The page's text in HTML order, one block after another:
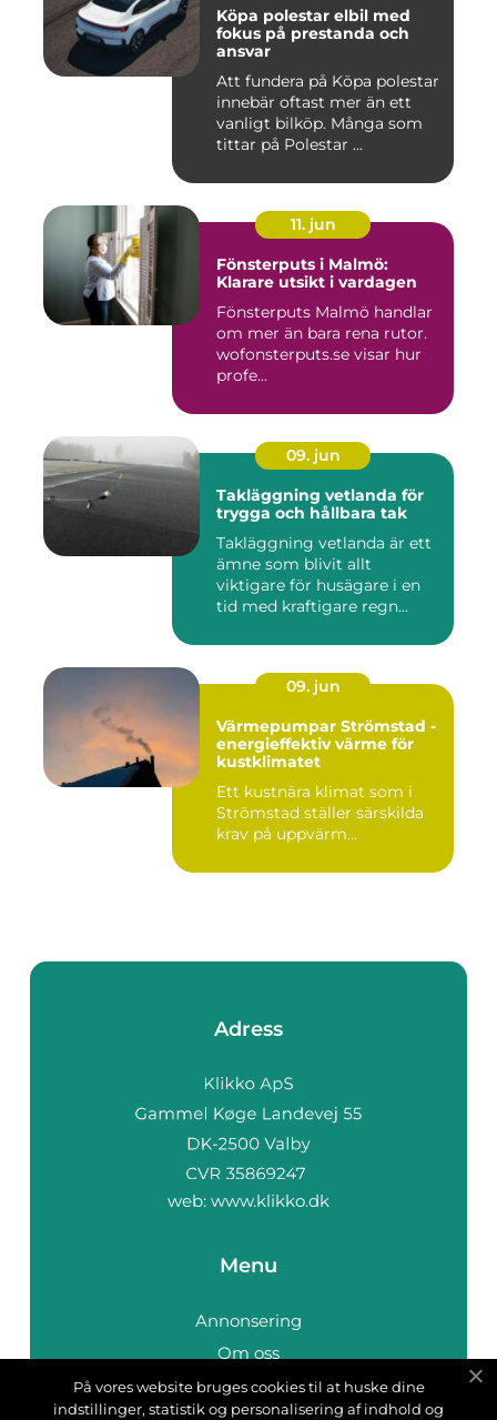
Köpa polestar elbil med
fokus på prestanda och
ansvar
Att fundera på Köpa polestar
innebär oftast mer än ett
vanligt bilköp. Många som
tittar på Polestar ...
11. jun
Fönsterputs i Malmö:
Klarare utsikt i vardagen
Fönsterputs Malmö handlar
om mer än bara rena rutor.
wofonsterputs.se visar hur
profe...
09. jun
Takläggning vetlanda för
trygga och hållbara tak
Takläggning vetlanda är ett
ämne som blivit allt
viktigare för husägare i en
tid med kraftigare regn...
09. jun
Värmepumpar Strömstad -
energieffektiv värme för
kustklimatet
Ett kustnära klimat som i
Strömstad ställer särskilda
krav på uppvärm...
Adress
web: www.klikko.dk
Menu
Annonsering
Om oss
Cookies
På vores website bruges cookies til at huske dine
indstillinger, statistik og personalisering af indhold og